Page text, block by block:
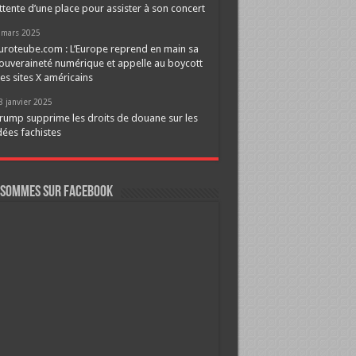
d’une place pour assister à son concert
2025
: L’Europe reprend en main sa
numérique et appelle au boycott
sites X américains
janvier 2025
supprime les droits de douane sur les
fachistes
sur FaceBook